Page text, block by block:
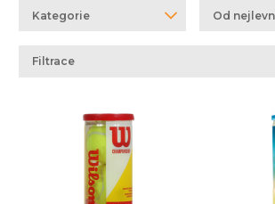
více specifikovat Vaše preference. Je
naleznete tlakové míče, což je standard,
nebona trávu
. Potřebujete s
Zavolejte nám nebo napište
. Společně
variantu, která Vám bude nejvíce
Od
Kategorie
Filtrace